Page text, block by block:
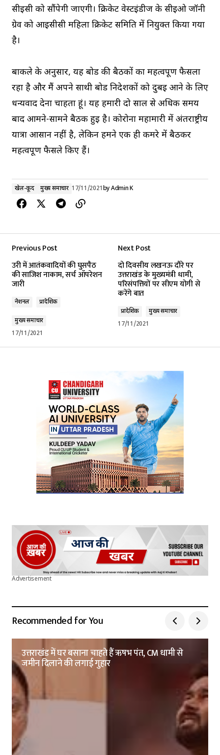
सीईसी को सौंपेगी जाएगी। क्रिकेट वेस्टइंडीज के सीईओ जॉनी
ग्रेव को आईसीसी महिला क्रिकेट समिति में नियुक्त किया गया
है।
बार्कले के अनुसार, यह बोर्ड की बैठकों का महत्वपूर्ण फैसला
रहा है और मैं अपने साथी बोर्ड निदेशकों को दुबई आने के लिए
धन्यवाद देना चाहता हूं। यह हमारी दो साल से अधिक समय
बाद आमने-सामने बैठक हुई है। कोरोना महामारी में अंतर्राष्ट्रीय
यात्रा आसान नहीं है, लेकिन हमने एक ही कमरे में बैठकर
महत्वपूर्ण फैसले किए हैं।
खेल-कूद मुख्य समाचार 17/11/2021byAdmin K
Previous Post
उरी में आतंकवादियों की घुसपैठ
की साजिश नाकाम, सर्च ऑपरेशन
जारी
नेशनल प्रादेशिक
मुख्य समाचार
17/11/2021
Next Post
दो दिवसीय लखनऊ दौरे पर
उत्तराखंड के मुख्यमंत्री धामी,
परिसंपत्तियों पर सीएम योगी से
करेंगे बात
प्रादेशिक
मुख्य समाचार
17/11/2021
Advertisement
Recommended for You
उत्तराखंड में घर बसाना चाहते हैं ऋषभ पंत, CM धामी से
जमीन दिलाने की लगाई गुहार